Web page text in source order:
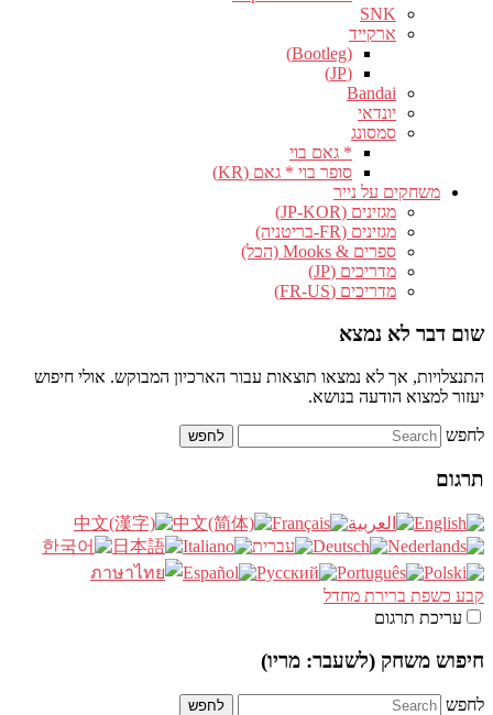
SNK
ארקייד
(Bootleg)
(JP)
Bandai
יונדאי
סמסונג
* גאם בוי
סופר בוי * גאם (KR)
משחקים על נייר
מגזינים (JP-KOR)
מגזינים (FR-בריטניה)
ספרים & Mooks (הכל)
מדריכים (JP)
מדריכים (FR-US)
שום דבר לא נמצא
התנצלויות, אך לא נמצאו תוצאות עבור הארכיון המבוקש. אולי חיפוש
יעזור למצוא הודעה בנושא.
לחפש
תרגום
קבע כשפת ברירת מחדל
עריכת תרגום
חיפוש משחק (לשעבר: מריו)
לחפש